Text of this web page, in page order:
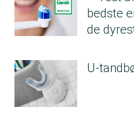
bedste
de
U-